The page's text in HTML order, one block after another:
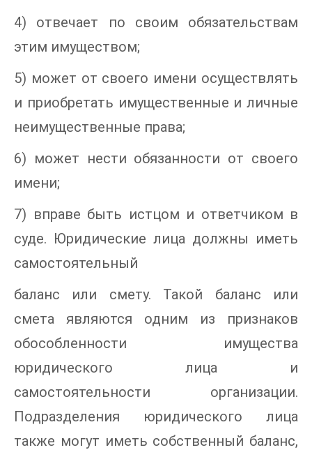
4) отвечает по своим обязательствам
этим имуществом;
5) может от своего имени осуществлять
и приобретать имущественные и личные
неимущественные права;
6) может нести обязанности от своего
имени;
7) вправе быть истцом и ответчиком в
суде. Юридические лица должны иметь
самостоятельный
баланс или смету. Такой баланс или
смета являются одним из признаков
обособленности имущества
юридического лица и
самостоятельности организации.
Подразделения юридического лица
также могут иметь собственный баланс,